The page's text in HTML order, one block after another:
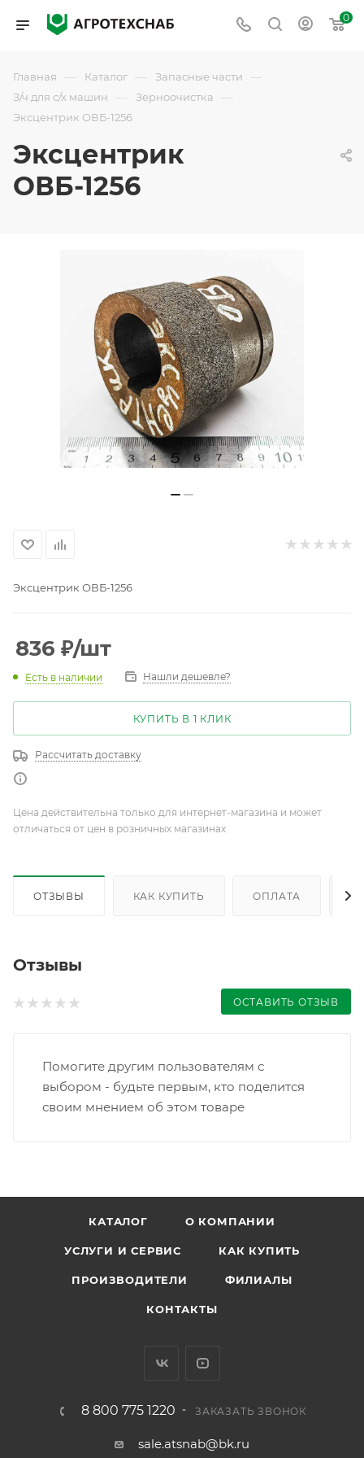
0
Главная — Каталог — Запасные части —
З/ч для с/х машин — Зерноочистка —
Эксцентрик ОВБ-1256
Эксцентрик
ОВБ-1256
Эксцентрик ОВБ-1256
836 ₽/шт
Есть в наличии Нашли дешевле?
КУПИТЬ В 1 КЛИК
Рассчитать доставку
Цена действительна только для интернет-магазина и может
отличаться от цен в розничных магазинах
ОТЗЫВЫ КАК КУПИТЬ ОПЛАТА
Отзывы
ОСТАВИТЬ ОТЗЫВ
Помогите другим пользователям с
выбором - будьте первым, кто поделится
своим мнением об этом товаре
КАТАЛОГ О КОМПАНИИ
УСЛУГИ И СЕРВИС КАК КУПИТЬ
ПРОИЗВОДИТЕЛИ ФИЛИАЛЫ
КОНТАКТЫ
8 800 775 1220 ЗАКАЗАТЬ ЗВОНОК
sale.atsnab@bk.ru